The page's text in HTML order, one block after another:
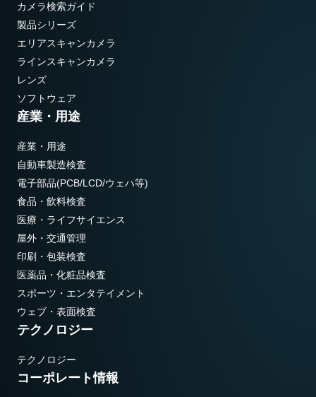
カメラ検索ガイド
製品シリーズ
エリアスキャンカメラ
ラインスキャンカメラ
レンズ
ソフトウェア
産業・用途
産業・用途
自動車製造検査
電子部品(PCB/LCD/ウェハ等)
食品・飲料検査
医療・ライフサイエンス
屋外・交通管理
印刷・包装検査
医薬品・化粧品検査
スポーツ・エンタテイメント
ウェブ・表面検査
テクノロジー
テクノロジー
コーポレート情報